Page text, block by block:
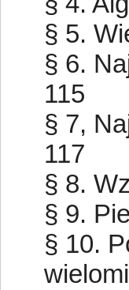
§ 5.
§ 6.
115
§ 7,
117
§ 8.
§ 9.
§ 10.